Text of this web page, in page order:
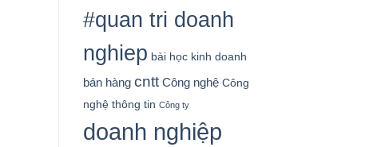
#quan tri doanh
nghiep bài học kinh doanh
bán hàng cntt Công nghệ Công
nghệ thông tin Công ty
doanh nghiệp